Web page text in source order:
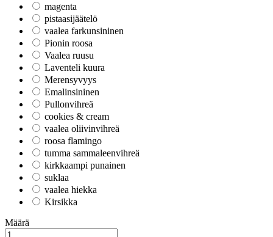
magenta
pistaasijäätelö
vaalea farkunsininen
Pionin roosa
Vaalea ruusu
Laventeli kuura
Merensyvyys
Emalinsininen
Pullonvihreä
cookies & cream
vaalea oliivinvihreä
roosa flamingo
tumma sammaleenvihreä
kirkkaampi punainen
suklaa
vaalea hiekka
Kirsikka
Määrä